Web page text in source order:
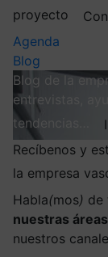
proyecto
Agenda
Blog
Blog de la
entrevistas,
tendencias…
Recíbenos y
la empresa
Habla(mos) de
nuestras
nuestros